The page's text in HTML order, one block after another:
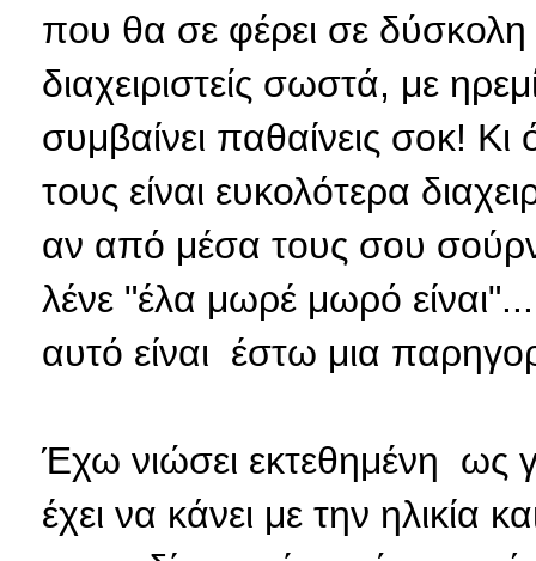
που θα σε φέρει σε
διαχειριστείς σωστά, με
συμβαίνει παθαίνεις σοκ! Κι
τους είναι ευκολότερα
αν από μέσα τους σου
λένε "έλα μωρέ μωρό
αυτό είναι έστω μια
Έχω νιώσει εκτεθημένη ως
έχει να κάνει με την ηλικία